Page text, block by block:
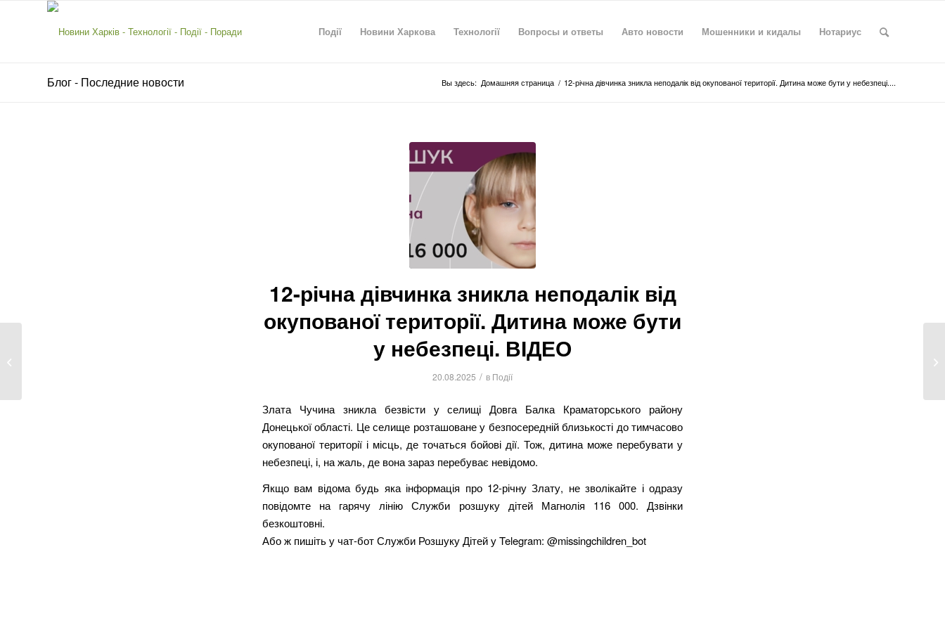
Події Новини Харкова Технології Вопросы и ответы Авто новости Мошенники и кидалы Нотариус
Блог - Последние новости Вы здесь: Домашняя страница / 12-річна дівчинка зникла неподалік від окупованої території. Дитина може бути у небезпеці....
12-річна дівчинка зникла неподалік від
окупованої території. Дитина може бути
у небезпеці. ВІДЕО
20.08.2025 / в Події
Злата Чучина зникла безвісти у селищі Довга Балка Краматорського району
Донецької області. Це селище розташоване у безпосередній близькості до тимчасово
окупованої території і місць, де точаться бойові дії. Тож, дитина може перебувати у
небезпеці, і, на жаль, де вона зараз перебуває невідомо.
Якщо вам відома будь яка інформація про 12-річну Злату, не зволікайте і одразу
повідомте на гарячу лінію Служби розшуку дітей Магнолія 116 000. Дзвінки
безкоштовні.
Або ж пишіть у чат-бот Служби Розшуку Дітей у Telegram: @missingchildren_bot